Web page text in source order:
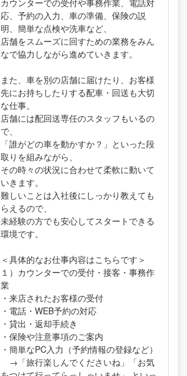
カウンターでの受付や事務作業、電話対
応、予約の入力、車の準備、保険の説
明、簡単な点検や洗車など、
店舗をスムーズに回すための業務をみん
なで協力しながら進めていきます。
また、車を別の店舗に届けたり、お客様
先にお持ちしたりする配車・回送も大切
な仕事。
店舗には配回送専任のスタッフもいるの
で、
「誰がどの車を動かすか？」といった段
取りを組みながら、
その時々の状況に合わせて柔軟に動いて
いきます。
難しいことは入社後にしっかり教えても
らえるので、
未経験の方でも安心してスタートできる
環境です。
＜具体的なお仕事内容はこちらです＞
１）カウンターでの受付・接客・事務作
業
・来店されたお客様の受付
・電話・WEB予約の対応
・貸出・返却手続き
・保険や注意事項のご案内
・簡単なPC入力（予約情報の登録など）
→「旅行楽しんでくださいね」「お気